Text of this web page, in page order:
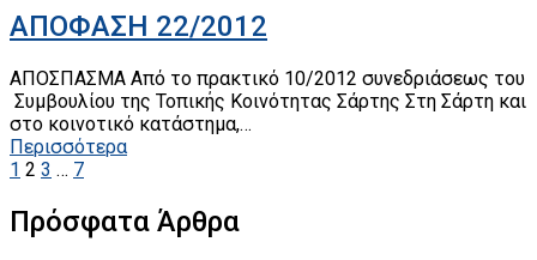
ΑΠΟΦΑΣΗ 22/2012
ΑΠΟΣΠΑΣΜΑ Από το πρακτικό 10/2012 συνεδριάσεως του
Συμβουλίου της Τοπικής Κοινότητας Σάρτης Στη Σάρτη και
στο κοινοτικό κατάστημα,…
Περισσότερα
1 2 3 … 7
Πρόσφατα Άρθρα